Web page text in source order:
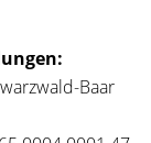
Baar